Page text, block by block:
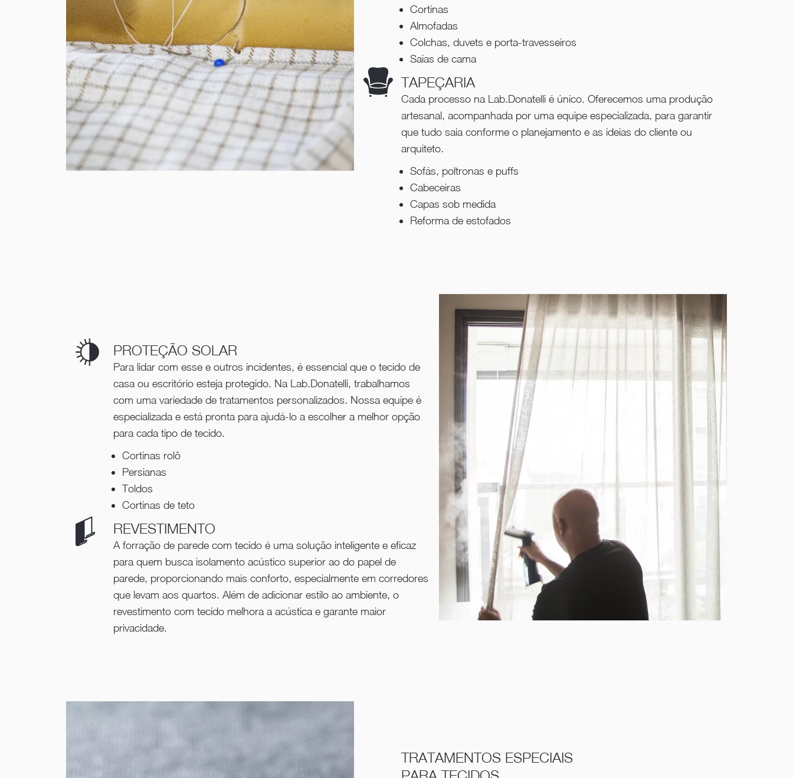
Cortinas
Almofadas
Colchas, duvets e porta-travesseiros
Saias de cama
TAPEÇARIA
Cada processo na Lab.Donatelli é único. Oferecemos uma produção
artesanal, acompanhada por uma equipe especializada, para garantir
que tudo saia conforme o planejamento e as ideias do cliente ou
arquiteto.
Sofás, poltronas e puffs
Cabeceiras
Capas sob medida
Reforma de estofados
PROTEÇÃO SOLAR
Para lidar com esse e outros incidentes, é essencial que o tecido de
casa ou escritório esteja protegido. Na Lab.Donatelli, trabalhamos
com uma variedade de tratamentos personalizados. Nossa equipe é
especializada e está pronta para ajudá-lo a escolher a melhor opção
para cada tipo de tecido.
Cortinas rolô
Persianas
Toldos
Cortinas de teto
REVESTIMENTO
A forração de parede com tecido é uma solução inteligente e eficaz
para quem busca isolamento acústico superior ao do papel de
parede, proporcionando mais conforto, especialmente em corredores
que levam aos quartos. Além de adicionar estilo ao ambiente, o
revestimento com tecido melhora a acústica e garante maior
privacidade.
TRATAMENTOS ESPECIAIS